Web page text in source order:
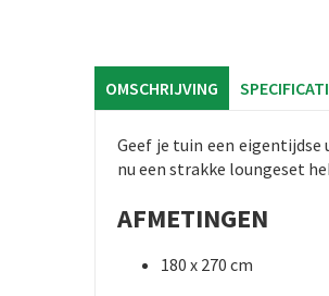
OMSCHRIJVING
Geef je tuin een
nu een strakke loungeset
AFMETINGEN
180 x 270 cm